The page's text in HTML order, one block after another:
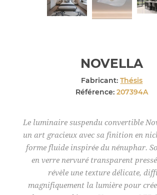
NOVELLA
Fabricant: Thésis
Référence: 207394A
Le luminaire suspendu convertible
un art gracieux avec sa finition en
forme fluide inspirée du nénuphar.
en verre nervuré transparent
révèle une texture délicate,
magnifiquement la lumière pour